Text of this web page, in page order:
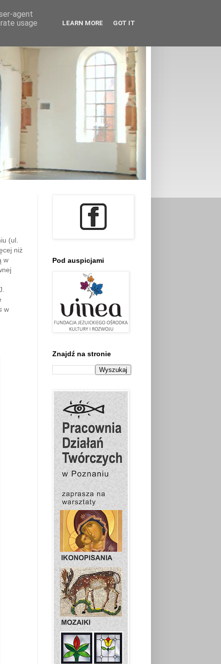
(ul.
niż
w
w
Pod auspicjami
Znajdź na stronie
agent
usage
LEARN MORE GOT IT